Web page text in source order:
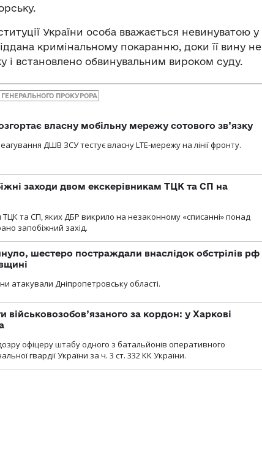
України особа вважається невинуватою у
кримінальному покаранню, доки її вину не
і встановлено обвинувальним вироком суду.
ПРОКУРОРА
власну мобільну мережу сотового зв’язку
ДШВ ЗСУ тестує власну LTE-мережу на лінії фронту.
заходи двом екскерівникам ТЦК та СП на
та СП, яких ДБР викрило на незаконному «списанні» понад
запобіжний захід.
шестеро постраждали внаслідок обстрілів рф
атакували Дніпропетровську області.
військовозобов’язаного за кордон: у Харкові
офіцеру штабу одного з батальйонів оперативного
гвардії України за ч. 3 ст. 332 КК України.